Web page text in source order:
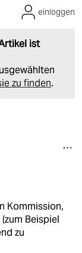
ist
zu finden.
einloggen
Kommission,
Beispiel
zu